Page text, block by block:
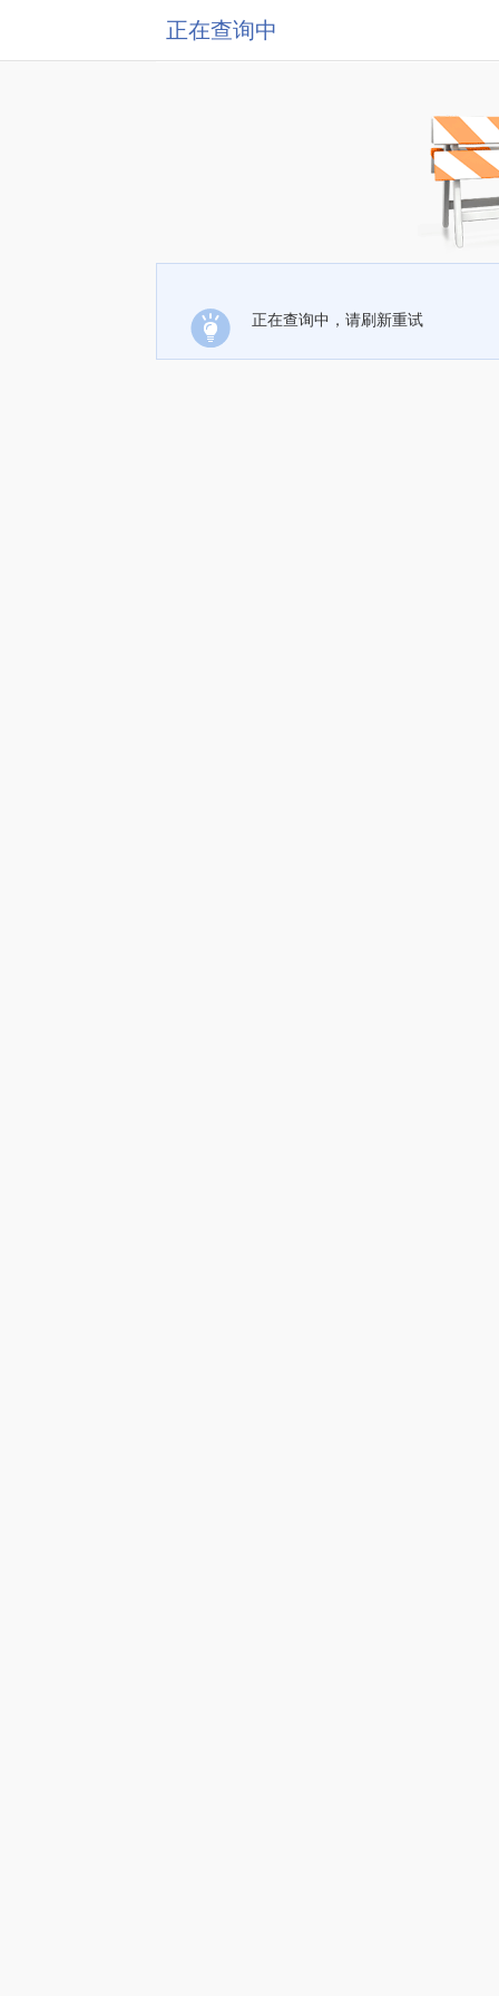
正在查询中
正在查询中，请刷新重试